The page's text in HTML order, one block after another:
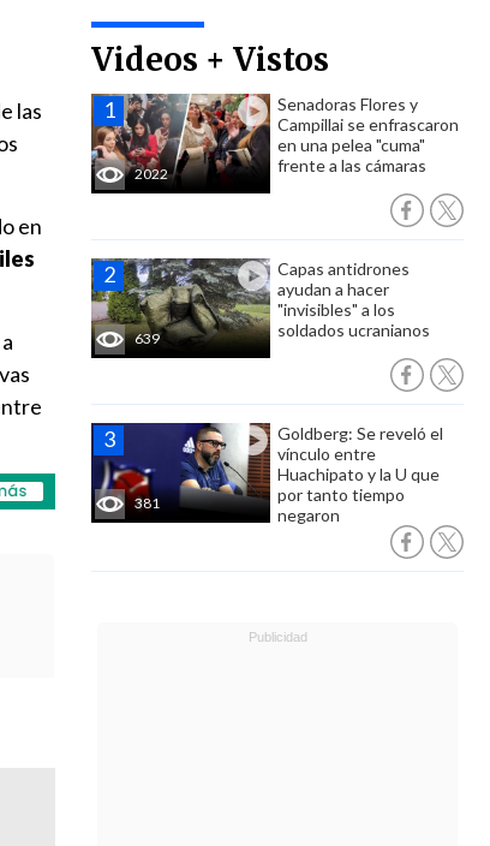
Videos + Vistos
2022
Senadoras Flores y
Campillai se enfrascaron
en una pelea "cuma"
frente a las cámaras
639
Capas antidrones
ayudan a hacer
"invisibles" a los
soldados ucranianos
381
Goldberg: Se reveló el
vínculo entre
Huachipato y la U que
por tanto tiempo
negaron
las
en